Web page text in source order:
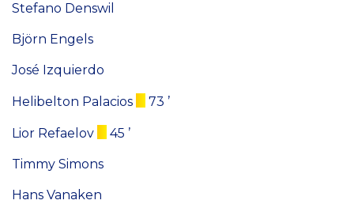
Stefano Denswil
Björn Engels
José Izquierdo
Helibelton Palacios 73 ’
Lior Refaelov 45 ’
Timmy Simons
Hans Vanaken